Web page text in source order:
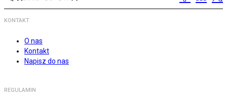
KONTAKT
O nas
Kontakt
Napisz do nas
REGULAMIN